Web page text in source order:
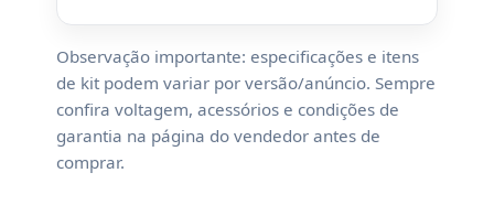
Observação importante: especificações e itens
de kit podem variar por versão/anúncio. Sempre
confira voltagem, acessórios e condições de
garantia na página do vendedor antes de
comprar.